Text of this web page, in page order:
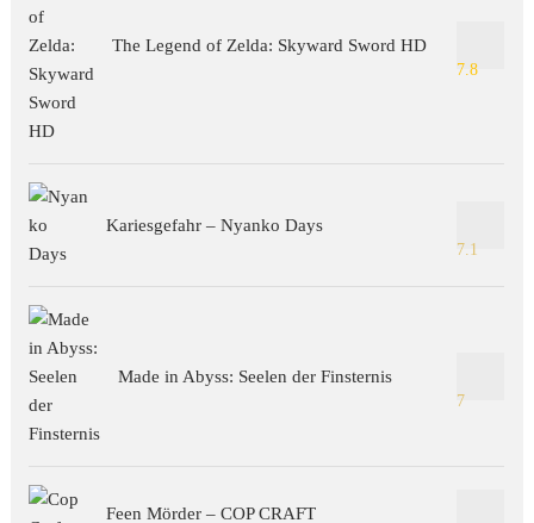
The Legend of Zelda: Skyward Sword HD
7.8
Kariesgefahr – Nyanko Days
7.1
Made in Abyss: Seelen der Finsternis
7
Feen Mörder – COP CRAFT